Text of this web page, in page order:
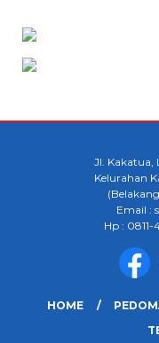
Jl. Kakatua,
Kelurahan
Email :
Hp :
HOME